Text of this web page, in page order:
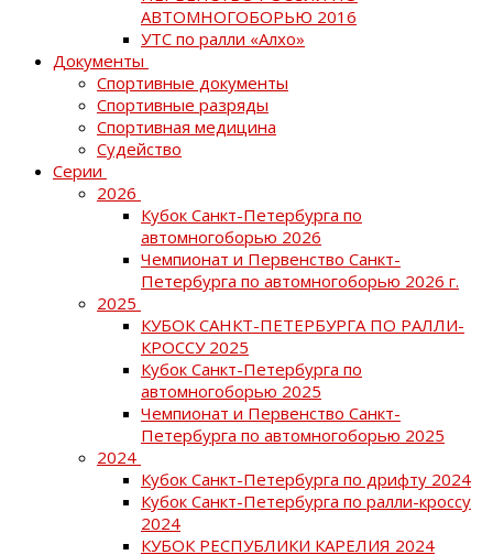
АВТОМНОГОБОРЬЮ 2016
УТС по ралли «Алхо»
Документы
Спортивные документы
Спортивные разряды
Спортивная медицина
Судейство
Серии
2026
Кубок Санкт-Петербурга по
автомногоборью 2026
Чемпионат и Первенство Санкт-
Петербурга по автомногоборью 2026 г.
2025
КУБОК САНКТ-ПЕТЕРБУРГА ПО РАЛЛИ-
КРОССУ 2025
Кубок Санкт-Петербурга по
автомногоборью 2025
Чемпионат и Первенство Санкт-
Петербурга по автомногоборью 2025
2024
Кубок Санкт-Петербурга по дрифту 2024
Кубок Санкт-Петербурга по ралли-кроссу
2024
КУБОК РЕСПУБЛИКИ КАРЕЛИЯ 2024